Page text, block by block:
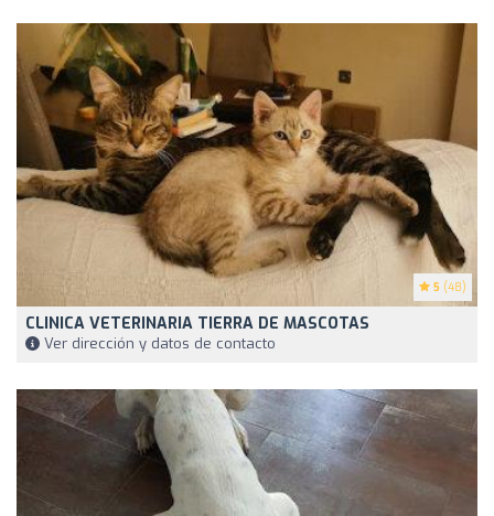
5 (48)
CLINICA VETERINARIA TIERRA DE MASCOTAS
Ver dirección y datos de contacto